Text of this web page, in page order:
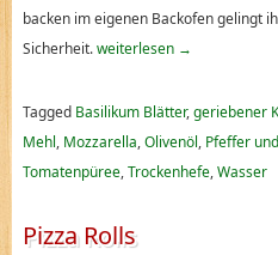
backen im eigenen Backofen gelingt
Sicherheit. weiterlesen →
Tagged Basilikum Blätter,geriebener
Mehl, Mozzarella,Olivenöl, Pfeffer
Tomatenpüree,Trockenhefe,Wasser
Pizza Rolls